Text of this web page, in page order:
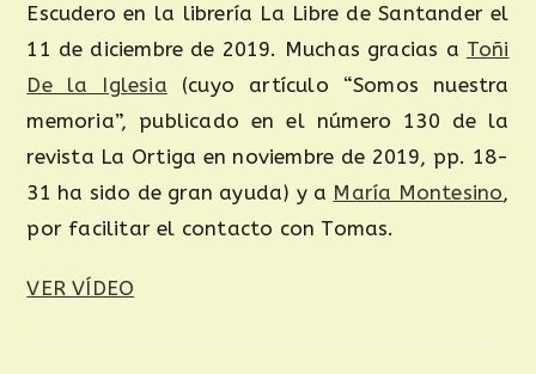
Escudero en la librería La Libre de Santander el
11 de diciembre de 2019. Muchas gracias a Toñi
De la Iglesia (cuyo artículo “Somos nuestra
memoria”, publicado en el número 130 de la
revista La Ortiga en noviembre de 2019, pp. 18-
31 ha sido de gran ayuda) y a María Montesino,
por facilitar el contacto con Tomas.
VER VÍDEO